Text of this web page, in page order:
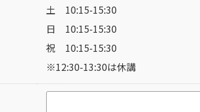
土 10:15-15:30
日 10:15-15:30
祝 10:15-15:30
※12:30-13:30は休講